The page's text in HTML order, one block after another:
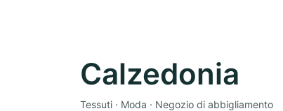
Calzedonia
Tessuti · Moda · Negozio di abbigliamento